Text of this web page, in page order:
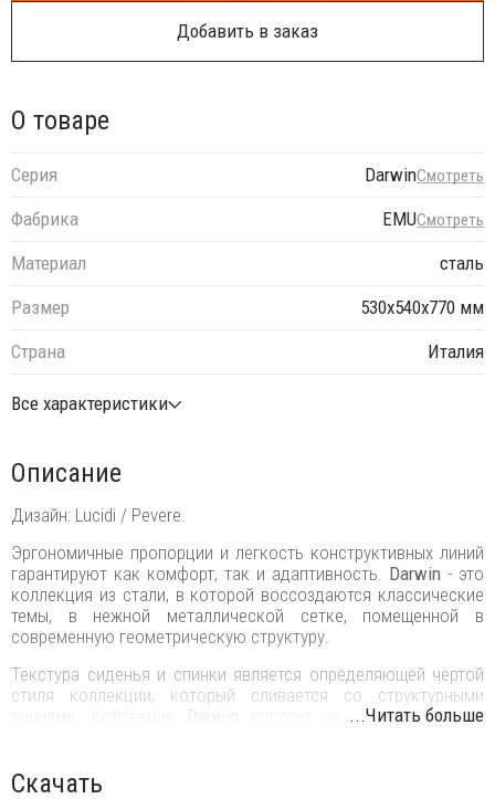
Добавить в заказ
О товаре
Серия DarwinСмотреть
Фабрика EMUСмотреть
Материал
сталь
Размер
530х540х770 мм
Страна
Италия
Все характеристики
Описание
Дизайн: Lucidi / Pevere.
Эргономичные пропорции и легкость конструктивных линий
гарантируют как комфорт, так и адаптивность. Darwin - это
коллекция из стали, в которой воссоздаются классические
темы, в нежной металлической сетке, помещенной в
современную геометрическую структуру.
Текстура сиденья и спинки является определяющей чертой
стиля коллекции, который сливается со структурными
Darwin
состоит из стульев, кресел,
...Читать больше
Скачать